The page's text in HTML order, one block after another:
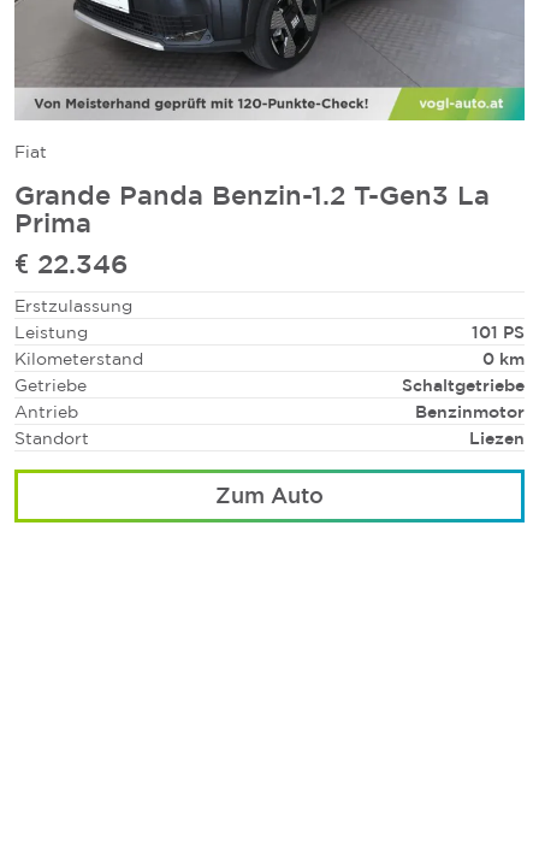
Fiat
Grande Panda Benzin-1.2 T-Gen3 La
Prima
€ 22.346
Erstzulassung
Leistung
101 PS
Kilometerstand
0 km
Getriebe
Schaltgetriebe
Antrieb
Benzinmotor
Standort
Liezen
Zum Auto